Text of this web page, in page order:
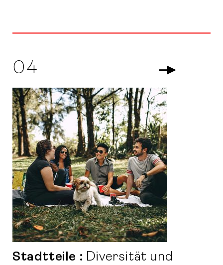
04
Stadtteile : Diversität und
Arrow